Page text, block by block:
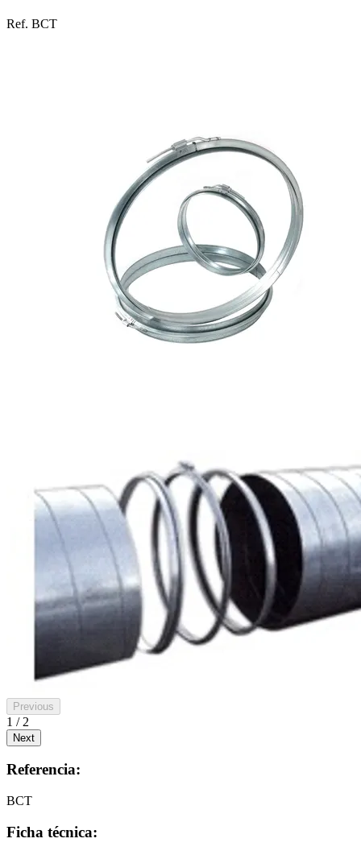
Ref. BCT
Previous
1 / 2
Next
Referencia:
BCT
Ficha técnica: